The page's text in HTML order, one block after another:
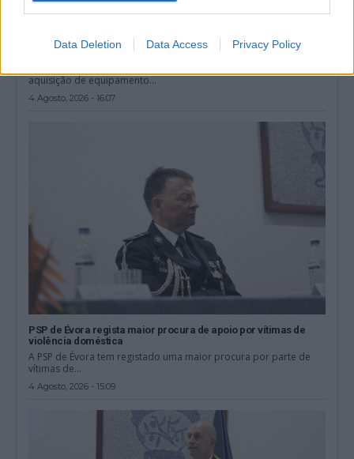
Data Deletion Data Access Privacy Policy
Câmara de Évora lança concurso de 215 mil euros para equipar
Arena com novo sistema de som
aquisição de equipamento...
4 Agosto, 2026 - 16:07
PSP de Évora regista maior procura de apoio por vítimas de
violência doméstica
A PSP de Évora tem registado uma maior procura por parte de
vítimas de...
4 Agosto, 2026 - 15:09